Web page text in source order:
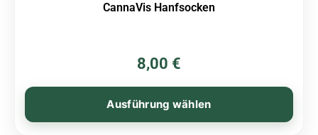
CannaVis Hanfsocken
8,00 €
Ausführung wählen